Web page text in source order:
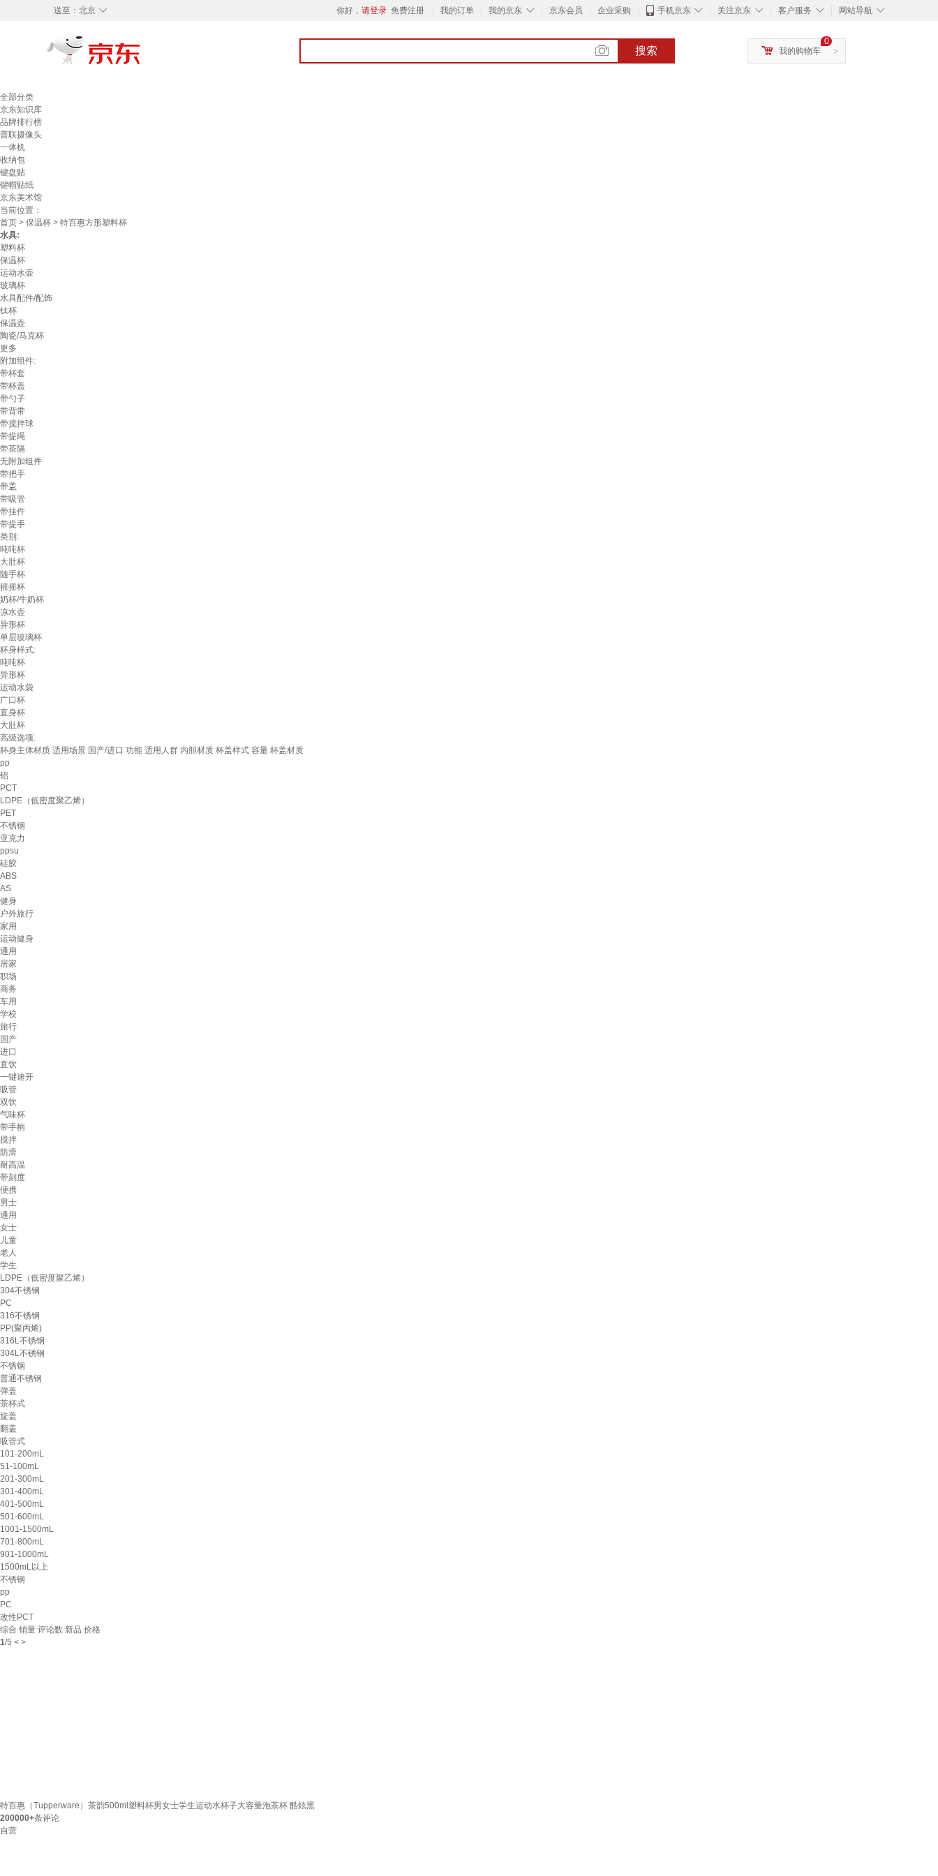
◇
送至： 北京 你好， 请登录 免费注册 我的订单 ◇
我的京东 京东会员 企业采购 ◇
手机京东 ◇
关注京东 ◇
客户服务 ◇
网站导航
搜索 >
0
我的购物车
全部分类
京东知识库
品牌排行榜
普联摄像头
一体机
收纳包
键盘贴
键帽贴纸
京东美术馆
当前位置：
首页 > 保温杯 > 特百惠方形塑料杯
水具:
塑料杯
保温杯
运动水壶
玻璃杯
水具配件/配饰
钛杯
保温壶
陶瓷/马克杯
更多
附加组件:
带杯套
带杯盖
带勺子
带背带
带搅拌球
带提绳
带茶隔
无附加组件
带把手
带盖
带吸管
带挂件
带提手
类别:
吨吨杯
大肚杯
随手杯
摇摇杯
奶杯/牛奶杯
凉水壶
异形杯
单层玻璃杯
杯身样式:
吨吨杯
异形杯
运动水袋
广口杯
直身杯
大肚杯
高级选项:
杯身主体材质 适用场景 国产/进口 功能 适用人群 内胆材质 杯盖样式 容量 杯盖材质
pp
铝
PCT
LDPE（低密度聚乙烯）
PET
不锈钢
亚克力
ppsu
硅胶
ABS
AS
健身
户外旅行
家用
运动健身
通用
居家
职场
商务
车用
学校
旅行
国产
进口
直饮
一键速开
吸管
双饮
气味杯
带手柄
搅拌
防滑
耐高温
带刻度
便携
男士
通用
女士
儿童
老人
学生
LDPE（低密度聚乙烯）
304不锈钢
PC
316不锈钢
PP(聚丙烯)
316L不锈钢
304L不锈钢
不锈钢
普通不锈钢
弹盖
茶杯式
旋盖
翻盖
吸管式
101-200mL
51-100mL
201-300mL
301-400mL
401-500mL
501-600mL
1001-1500mL
701-800mL
901-1000mL
1500mL以上
不锈钢
pp
PC
改性PCT
综合 销量 评论数 新品 价格
1/5 < >
特百惠（Tupperware）茶韵500ml塑料杯男女士学生运动水杯子大容量泡茶杯 酷炫黑
200000+条评论
自营